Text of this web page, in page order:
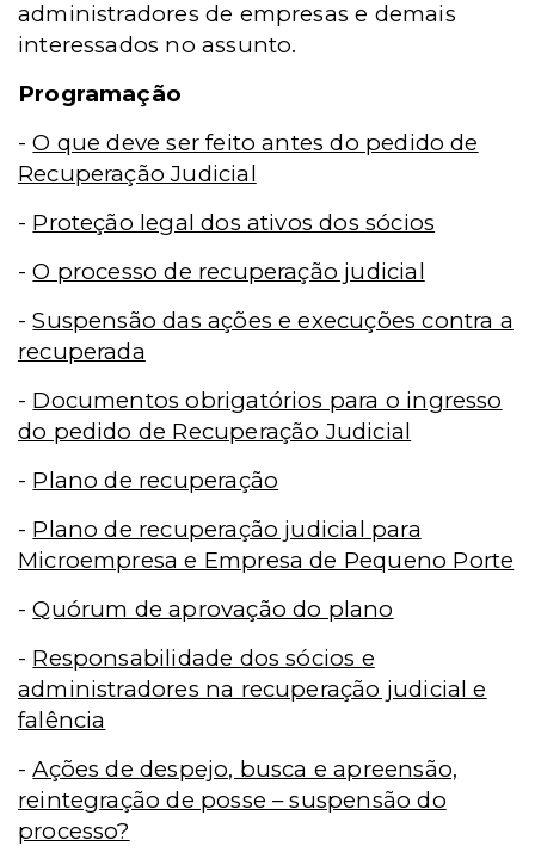
administradores de empresas e demais
interessados no assunto.
Programação
-O que deve ser feito antes do pedido de
Recuperação Judicial
- Proteção legal dos ativos dos sócios
-O processo de recuperação judicial
-Suspensão das ações e execuções contra a
recuperada
- Documentos obrigatórios para o ingresso
do pedido de Recuperação Judicial
- Plano de recuperação
- Plano de recuperação judicial para
Microempresa e Empresa de Pequeno Porte
-Quórum de aprovação do plano
- Responsabilidade dos sócios e
administradores na recuperação judicial e
falência
-Ações de despejo, busca e apreensão,
reintegração de posse – suspensão do
processo?